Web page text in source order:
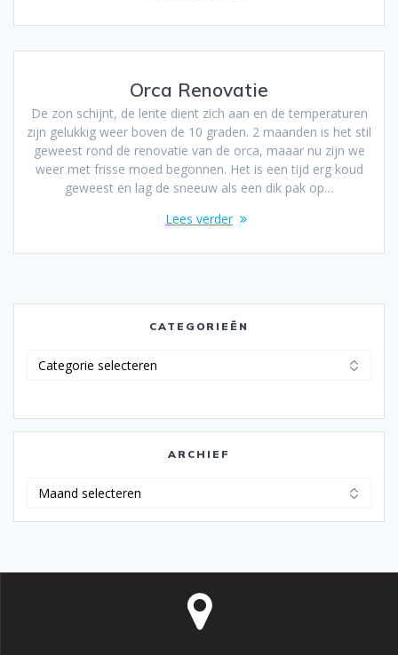
Orca Renovatie
De zon schijnt, de lente dient zich aan en de temperaturen
zijn gelukkig weer boven de 10 graden. 2 maanden is het stil
geweest rond de renovatie van de orca, maaar nu zijn we
weer met frisse moed begonnen. Het is een tijd erg koud
geweest en lag de sneeuw als een dik pak op…
Lees verder
CATEGORIEËN
ARCHIEF